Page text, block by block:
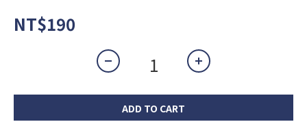
NT$190
ADD TO CART